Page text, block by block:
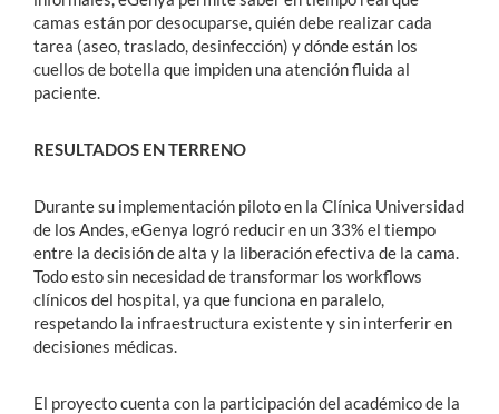
camas están por desocuparse, quién debe realizar cada
tarea (aseo, traslado, desinfección) y dónde están los
cuellos de botella que impiden una atención fluida al
paciente.
RESULTADOS EN TERRENO
Durante su implementación piloto en la Clínica Universidad
de los Andes, eGenya logró reducir en un 33% el tiempo
entre la decisión de alta y la liberación efectiva de la cama.
Todo esto sin necesidad de transformar los workflows
clínicos del hospital, ya que funciona en paralelo,
respetando la infraestructura existente y sin interferir en
decisiones médicas.
El proyecto cuenta con la participación del académico de la